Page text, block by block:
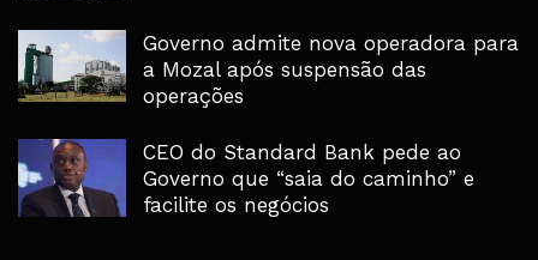
Governo admite nova operadora para
a Mozal após suspensão das
operações
CEO do Standard Bank pede ao
Governo que “saia do caminho” e
facilite os negócios